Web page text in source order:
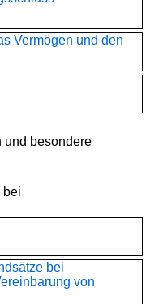
Vermögen und den
und besondere
bei
bei
von